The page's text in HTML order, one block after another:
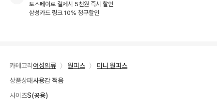
토스페이로 결제시 5천원 즉시 할인
삼성카드 링크 10% 청구할인
카테고리 여성의류 〉 원피스 〉
미니 원피스
상품상태사용감 적음
사이즈S(공용)